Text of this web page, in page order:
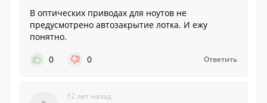
В оптических приводах для ноутов не
предусмотрено автозакрытие лотка. И ежу
понятно.
0
0 Ответить
12 лет назад